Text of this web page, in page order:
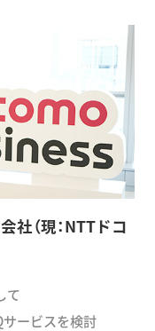
（現：NTTドコ
て
サービスを検討